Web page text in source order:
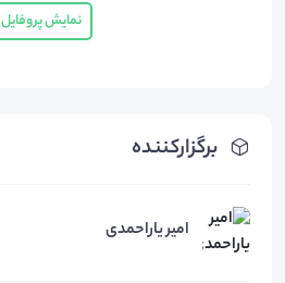
برگزارکننده
امیر یاراحمدی
نمایش پروفایل